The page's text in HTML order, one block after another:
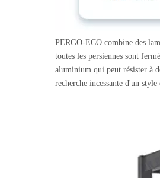
PERGO-ECO combine des
toutes les persiennes sont
aluminium qui peut résister à
recherche incessante d'un